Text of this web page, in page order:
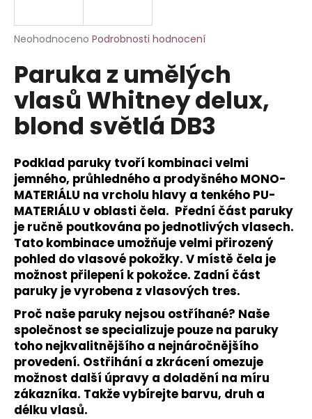
Průměrné
produktu
je
z
5
hvězdiček.
Neohodnoceno Podrobnosti hodnocení
Paruka z umělých
vlasů Whitney delux,
blond světlá DB3
Podklad paruky tvoří kombinaci velmi
jemného, průhledného a prodyšného MONO-
MATERIÁLU na vrcholu hlavy a tenkého PU-
MATERIÁLU v oblasti čela. Přední část paruky
je ručně poutkována po jednotlivých vlasech.
Tato kombinace umožňuje velmi přirozený
pohled do vlasové pokožky. V místě čela je
možnost přilepení k pokožce. Zadní část
paruky je vyrobena z vlasových tres.
Proč naše paruky nejsou ostříhané? Naše
společnost se specializuje pouze na paruky
toho nejkvalitnějšího a nejnáročnějšího
provedení. Ostřihání a zkrácení omezuje
možnost další úpravy a doladění na míru
zákazníka. Takže vybírejte barvu, druh a
délku vlasů.
j
t
?
HLEDAT
D
o
p
o
r
u
č
u
j
e
m
e